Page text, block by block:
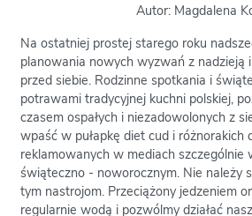
Autor: Magdalena
Na ostatniej prostej starego roku
planowania nowych wyzwań z nadzieją
przed siebie. Rodzinne spotkania i
potrawami tradycyjnej kuchni polskiej,
czasem ospałych i niezadowolonych z
wpaść w pułapkę diet cud i różnorakich
reklamowanych w mediach szczególnie
świąteczno - noworocznym. Nie należy
tym nastrojom. Przeciążony jedzeniem
regularnie wodą i pozwólmy działać